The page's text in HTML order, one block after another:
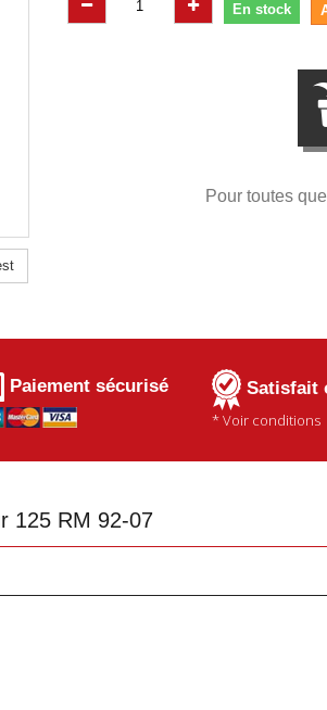
En stock
Pour toutes
Paiement sécurisé Satisfait
* Voir conditions
125 RM 92-07